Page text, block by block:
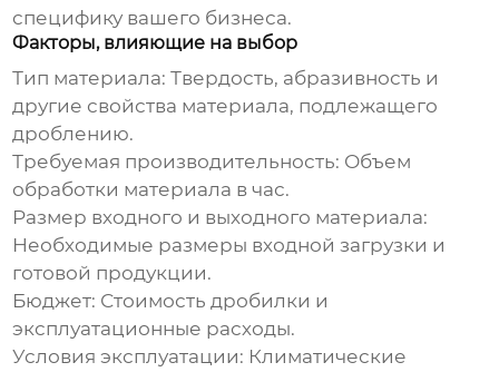
специфику вашего бизнеса.
Факторы, влияющие на выбор
Тип материала: Твердость, абразивность и
другие свойства материала, подлежащего
дроблению.
Требуемая производительность: Объем
обработки материала в час.
Размер входного и выходного материала:
Необходимые размеры входной загрузки и
готовой продукции.
Бюджет: Стоимость дробилки и
эксплуатационные расходы.
Условия эксплуатации: Климатические